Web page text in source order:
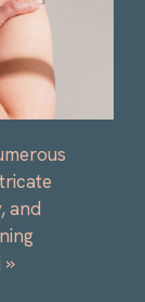
and
»